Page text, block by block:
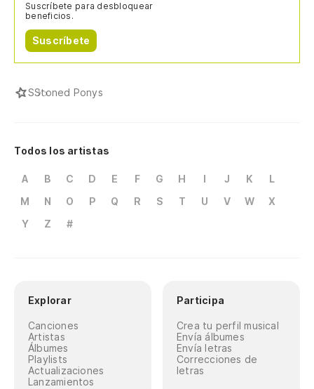
Suscríbete para desbloquear
beneficios.
Suscríbete
SStoned Ponys
Todos los artistas
A B C D E F G H I J K
L
M
N O P Q R S T U V W
X
Y
Z #
Explorar
Canciones
Artistas
Álbumes
Playlists
Actualizaciones
Lanzamientos
Participa
Crea tu perfil musical
Envía álbumes
Envía letras
Correcciones de
letras